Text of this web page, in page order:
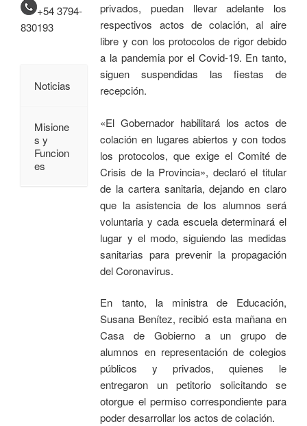
privados, puedan llevar adelante los
respectivos actos de colación, al aire
libre y con los protocolos de rigor debido
a la pandemia por el Covid-19. En tanto,
siguen suspendidas las fiestas de
recepción.
«El Gobernador habilitará los actos de
colación en lugares abiertos y con todos
los protocolos, que exige el Comité de
Crisis de la Provincia», declaró el titular
de la cartera sanitaria, dejando en claro
que la asistencia de los alumnos será
voluntaria y cada escuela determinará el
lugar y el modo, siguiendo las medidas
sanitarias para prevenir la propagación
del Coronavirus.
En tanto, la ministra de Educación,
Susana Benítez, recibió esta mañana en
Casa de Gobierno a un grupo de
alumnos en representación de colegios
públicos y privados, quienes le
entregaron un petitorio solicitando se
otorgue el permiso correspondiente para
poder desarrollar los actos de colación.
+54 3794-
830193
Noticias
Misione
s y
Funcion
es